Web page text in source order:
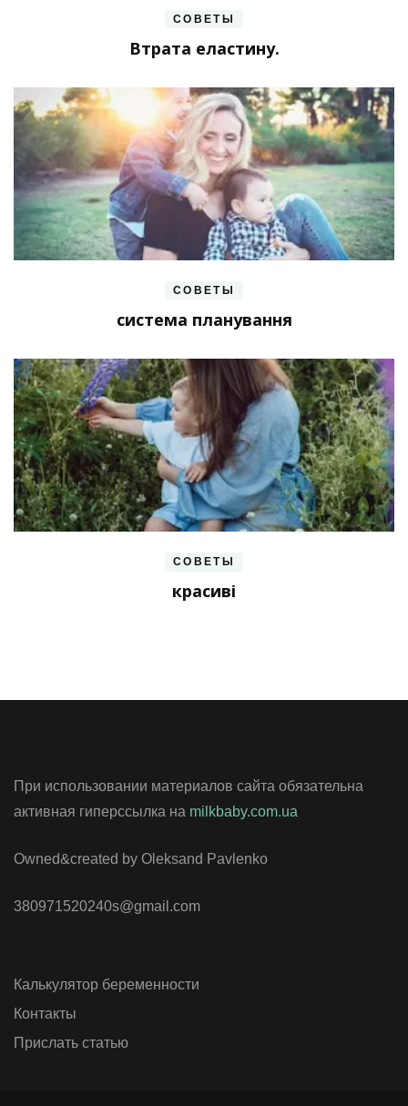
СОВЕТЫ
Втрата еластину.
СОВЕТЫ
система планування
СОВЕТЫ
красиві
При использовании материалов сайта обязательна
активная гиперссылка на milkbaby.com.ua
Owned&created by Oleksand Pavlenko
380971520240s@gmail.com
Калькулятор беременности
Контакты
Прислать статью